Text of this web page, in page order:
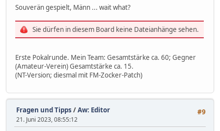
Souverän gespielt, Männ ... wait what?
Sie dürfen in diesem Board keine Dateianhänge sehen.
Erste Pokalrunde. Mein Team: Gesamtstärke ca. 60; Gegner
(Amateur-Verein) Gesamtstärke ca. 15.
(NT-Version; diesmal mit FM-Zocker-Patch)
#9
Fragen und Tipps /Aw: Editor
21. Juni 2023, 08:55:12